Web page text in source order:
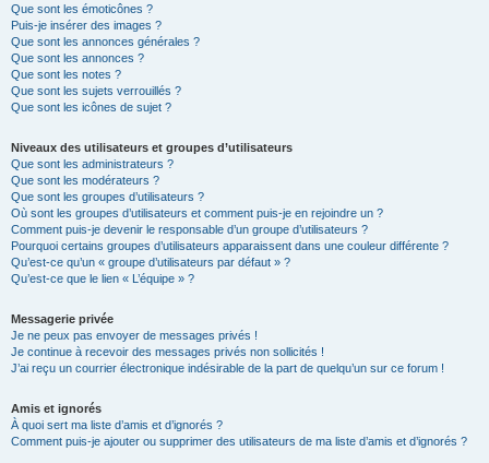
Que sont les émoticônes ?
Puis-je insérer des images ?
Que sont les annonces générales ?
Que sont les annonces ?
Que sont les notes ?
Que sont les sujets verrouillés ?
Que sont les icônes de sujet ?
Niveaux des utilisateurs et groupes d’utilisateurs
Que sont les administrateurs ?
Que sont les modérateurs ?
Que sont les groupes d’utilisateurs ?
Où sont les groupes d’utilisateurs et comment puis-je en rejoindre un ?
Comment puis-je devenir le responsable d’un groupe d’utilisateurs ?
Pourquoi certains groupes d’utilisateurs apparaissent dans une couleur différente ?
Qu’est-ce qu’un « groupe d’utilisateurs par défaut » ?
Qu’est-ce que le lien « L’équipe » ?
Messagerie privée
Je ne peux pas envoyer de messages privés !
Je continue à recevoir des messages privés non sollicités !
J’ai reçu un courrier électronique indésirable de la part de quelqu’un sur ce forum !
Amis et ignorés
À quoi sert ma liste d’amis et d’ignorés ?
Comment puis-je ajouter ou supprimer des utilisateurs de ma liste d’amis et d’ignorés ?